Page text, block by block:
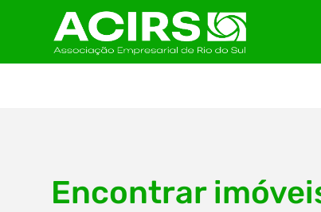
Encontrar